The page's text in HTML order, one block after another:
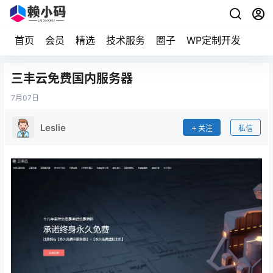
首页 会员 精选 技术服务 圈子 WP定制开发
三丰云免费国内服务器
7月 07日
Leslie 关注 私信